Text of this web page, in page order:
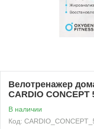
Велотренажер
CARDIO CONCEPT
В наличии
Код: